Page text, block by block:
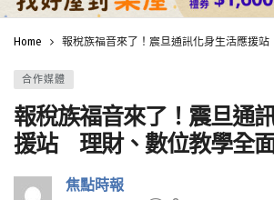
Home 報稅族福音來了！震旦通訊化身生活應援
合作媒體
報稅族福音來了！震旦通
援站 理財、數位教學全
焦點時報